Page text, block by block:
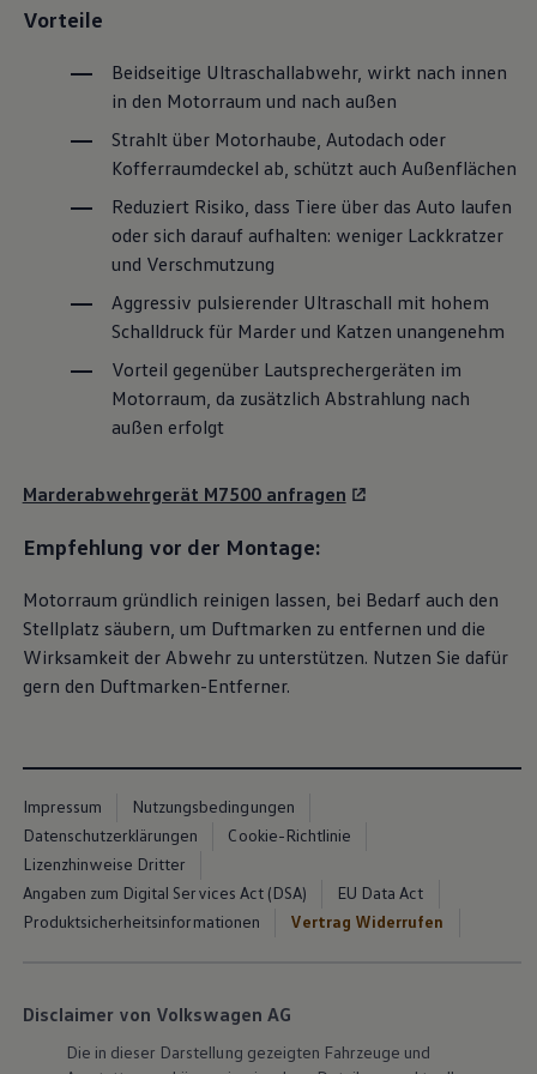
Magazin
Transport
Familie
Elektromobilität
Volkswagen R
Pannen- und Unfallhilfe
Volkswagen Kundenbetreuung
Vorteile
Beidseitige Ultraschallabwehr, wirkt nach innen
in den Motorraum und nach außen
Strahlt über Motorhaube, Autodach oder
Kofferraumdeckel ab, schützt auch Außenflächen
Reduziert Risiko, dass Tiere über das Auto laufen
oder sich darauf aufhalten: weniger Lackkratzer
und Verschmutzung
Aggressiv pulsierender Ultraschall mit hohem
Schalldruck für Marder und Katzen unangenehm
Vorteil gegenüber Lautsprechergeräten im
Motorraum, da zusätzlich Abstrahlung nach
außen erfolgt
Marderabwehrgerät M7500 anfragen
Empfehlung vor der Montage:
Motorraum gründlich reinigen lassen, bei Bedarf auch den
Stellplatz säubern, um Duftmarken zu entfernen und die
Wirksamkeit der Abwehr zu unterstützen. Nutzen Sie dafür
gern den Duftmarken-Entferner.
Impressum
Nutzungsbedingungen
Datenschutzerklärungen
Cookie-Richtlinie
Lizenzhinweise Dritter
Angaben zum Digital Services Act (DSA)
EU Data Act
Produktsicherheitsinformationen
Vertrag Widerrufen
Disclaimer von Volkswagen AG
Die in dieser Darstellung gezeigten Fahrzeuge und